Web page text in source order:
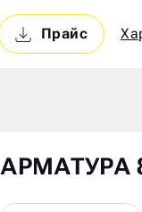
Прайс
АРМАТУРА